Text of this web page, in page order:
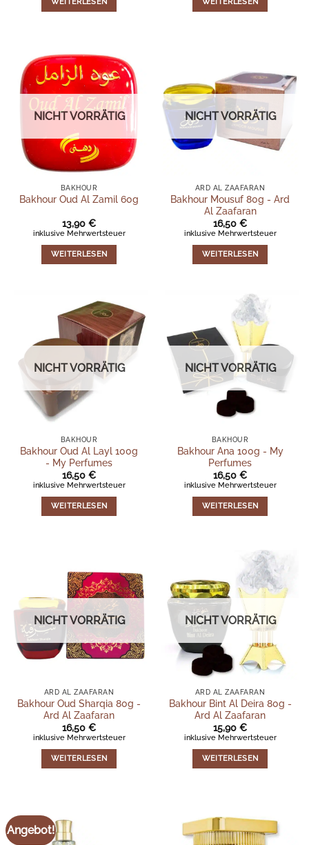
WEITERLESEN WEITERLESEN
NICHT VORRÄTIG
BAKHOUR
Bakhour Oud Al Zamil 60g
13,90 €
inklusive Mehrwertsteuer
WEITERLESEN
NICHT VORRÄTIG
ARD AL ZAAFARAN
Bakhour Mousuf 80g - Ard
Al Zaafaran
16,50 €
inklusive Mehrwertsteuer
WEITERLESEN
NICHT VORRÄTIG
BAKHOUR
Bakhour Oud Al Layl 100g
- My Perfumes
16,50 €
inklusive Mehrwertsteuer
WEITERLESEN
NICHT VORRÄTIG
BAKHOUR
Bakhour Ana 100g - My
Perfumes
16,50 €
inklusive Mehrwertsteuer
WEITERLESEN
NICHT VORRÄTIG
ARD AL ZAAFARAN
Bakhour Oud Sharqia 80g -
Ard Al Zaafaran
16,50 €
inklusive Mehrwertsteuer
WEITERLESEN
NICHT VORRÄTIG
ARD AL ZAAFARAN
Bakhour Bint Al Deira 80g -
Ard Al Zaafaran
15,90 €
inklusive Mehrwertsteuer
WEITERLESEN
Angebot!